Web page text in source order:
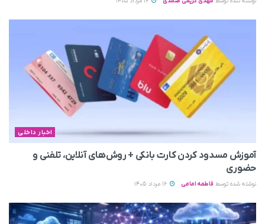
اخبار داخلی
آموزش مسدود کردن کارت بانکی + روش‌های آنلاین، تلفنی و
حضوری
نوشته شده توسط فاطمه امامی